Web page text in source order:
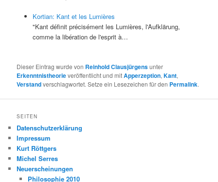
Kortian: Kant et les Lumières
"Kant définit précisément les Lumières, l'Aufklärung,
comme la libération de l'esprit à…
Dieser Eintrag wurde von Reinhold Clausjürgensunter
Erkenntnistheorieveröffentlicht und mitApperzeption,Kant,
Verstandverschlagwortet. Setze ein Lesezeichen für den Permalink.
SEITEN
Datenschutzerklärung
Impressum
Kurt Röttgers
Michel Serres
Neuerscheinungen
Philosophie 2010